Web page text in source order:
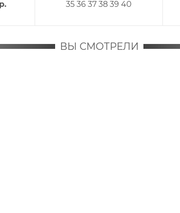
35 36 37 38 39 40
ВЫ СМОТРЕЛИ